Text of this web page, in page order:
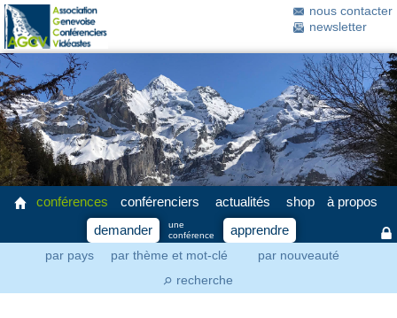
nous contacter
newsletter
conférences
par pays par thème et mot-clé par nouveauté
⚲ recherche
conférenciers actualités shop
à propos
demander
une
conférence
apprendre